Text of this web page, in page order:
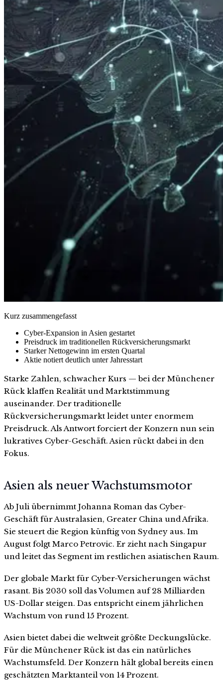
Kurz zusammengefasst
Cyber-Expansion in Asien gestartet
Preisdruck im traditionellen Rückversicherungsmarkt
Starker Nettogewinn im ersten Quartal
Aktie notiert deutlich unter Jahresstart
Starke Zahlen, schwacher Kurs — bei der Münchener
Rück klaffen Realität und Marktstimmung
auseinander. Der traditionelle
Rückversicherungsmarkt leidet unter enormem
Preisdruck. Als Antwort forciert der Konzern nun sein
lukratives Cyber-Geschäft. Asien rückt dabei in den
Fokus.
Asien als neuer Wachstumsmotor
Ab Juli übernimmt Johanna Roman das Cyber-
Geschäft für Australasien, Greater China und Afrika.
Sie steuert die Region künftig von Sydney aus. Im
August folgt Marco Petrovic. Er zieht nach Singapur
und leitet das Segment im restlichen asiatischen Raum.
Der globale Markt für Cyber-Versicherungen wächst
rasant. Bis 2030 soll das Volumen auf 28 Milliarden
US-Dollar steigen. Das entspricht einem jährlichen
Wachstum von rund 15 Prozent.
Asien bietet dabei die weltweit größte Deckungslücke.
Für die Münchener Rück ist das ein natürliches
Wachstumsfeld. Der Konzern hält global bereits einen
geschätzten Marktanteil von 14 Prozent.